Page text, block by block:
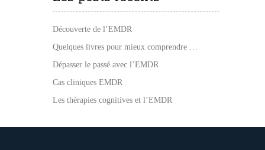
Découverte de l’EMDR
Quelques livres pour mieux comprendre …
Dépasser le passé avec l’EMDR
Cas cliniques EMDR
Les thérapies cognitives et l’EMDR